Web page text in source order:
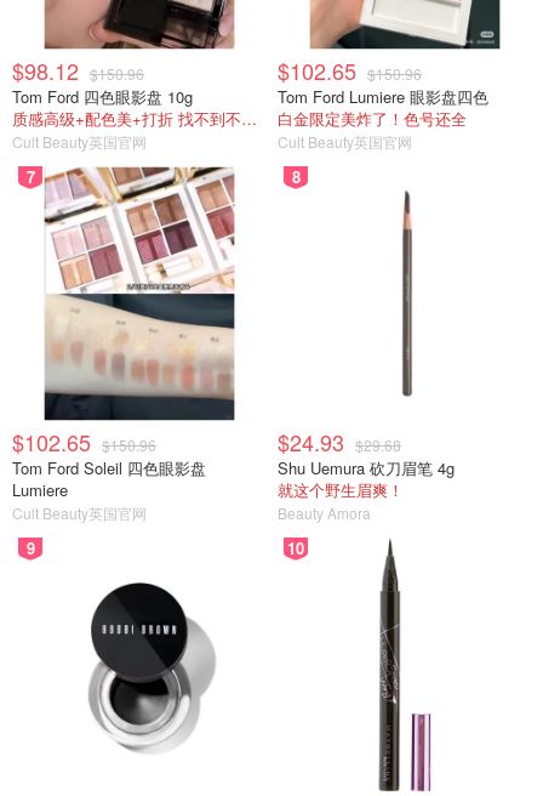
$98.12 $150.96
Tom Ford 四色眼影盘 10g
质感高级+配色美+打折 找不到不入手的理由
Cult Beauty英国官网
$102.65 $150.96
Tom Ford Lumiere 眼影盘四色
白金限定美炸了！色号还全
Cult Beauty英国官网
7
$102.65 $150.96
Tom Ford Soleil 四色眼影盘
Lumiere
Cult Beauty英国官网
8
$24.93 $29.68
Shu Uemura 砍刀眉笔 4g
就这个野生眉爽！
Beauty Amora
9 10